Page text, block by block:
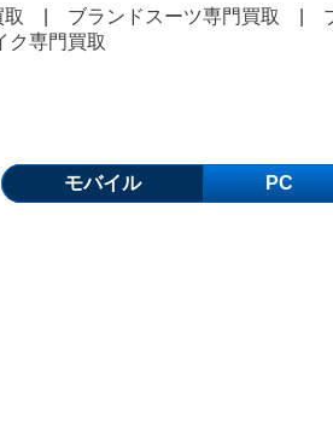
ブランドスーツ専門買取
ク専門買取
モバイル PC